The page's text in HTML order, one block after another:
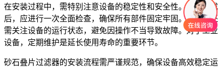
在安装过程中，需特别注意设备的稳定性和安全性。安装完成
后，应进行一次全面检查，确保所有部件固定牢固。此外，还
需关注设备的运行状态，避免因操作不当导致故障。对于工业
设备，定期维护是延长使用寿命的重要环节。
砂石叠片过滤器的安装流程需严谨规范，确保设备高效稳定运